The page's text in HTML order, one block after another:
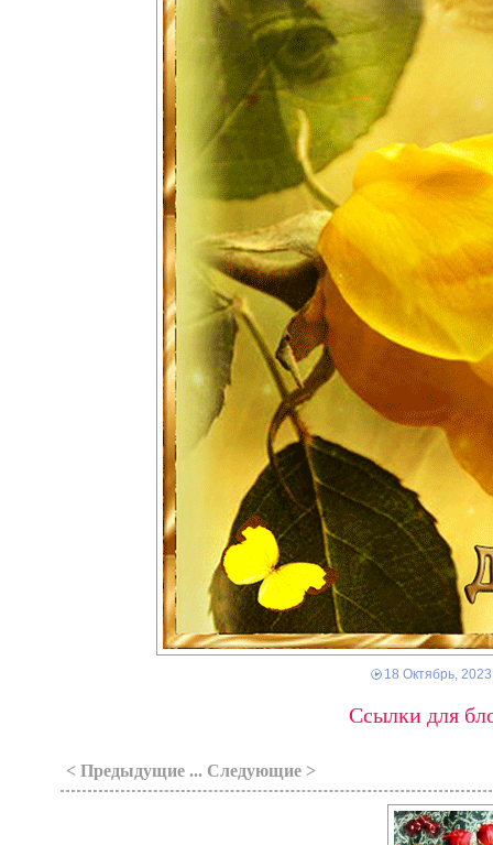
18 Октябрь, 2023
Ссылки для
< Предыдущие ... Следующие >